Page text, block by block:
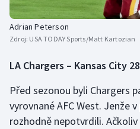
Adrian Peterson
Zdroj: USA TODAY Sports/Matt Kartozian
LA Chargers – Kansas City
Před sezonou byli Chargers
vyrovnané AFC West. Jenže
rozhodně nepotvrdili.